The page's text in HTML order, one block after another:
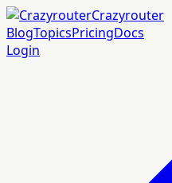
Crazyrouter
BlogTopicsPricingDocs
Login